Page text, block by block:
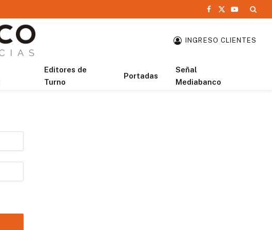
Facebook
X
YouTube
INGRESO CLIENTES
Editores de
Turno
Portadas
Señal
Mediabanco